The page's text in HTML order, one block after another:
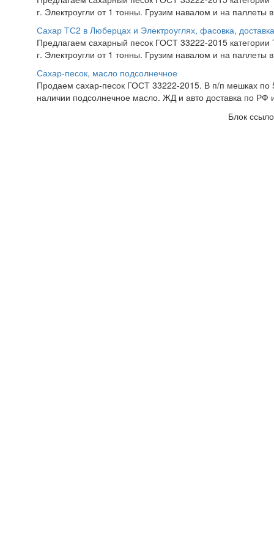
г. Электроугли от 1 тонны. Грузим навалом и на паллеты
Сахар ТС2 в Люберцах и Электроуглях, фасовка, доставка
Предлагаем сахарный песок ГОСТ 33222-2015
г. Электроугли от 1 тонны. Грузим навалом и на паллеты
Сахар-песок, масло подсолнечное
Продаем сахар-песок ГОСТ 33222-2015. В п/п мешках по
наличии подсолнечное масло. ЖД и авто доставка по
Блок